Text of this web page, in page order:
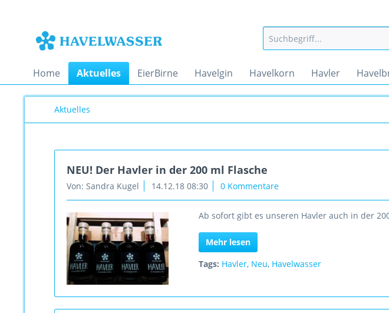
Home Aktuelles EierBirne Havelgin Havelkorn Havler
Aktuelles
NEU! Der Havler in der 200 ml Flasche
Von: Sandra Kugel 14.12.18 08:30 0 Kommentare
Ab sofort gibt es unseren Havler auch in der
Mehr lesen
Tags: Havler, Neu, Havelwasser